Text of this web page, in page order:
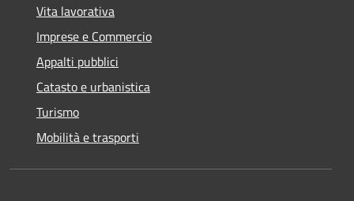
Vita lavorativa
Imprese e Commercio
Appalti pubblici
Catasto e urbanistica
Turismo
Mobilità e trasporti